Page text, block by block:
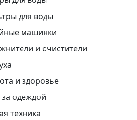
для воды
машинки
и очистители
и здоровье
за одеждой
техника